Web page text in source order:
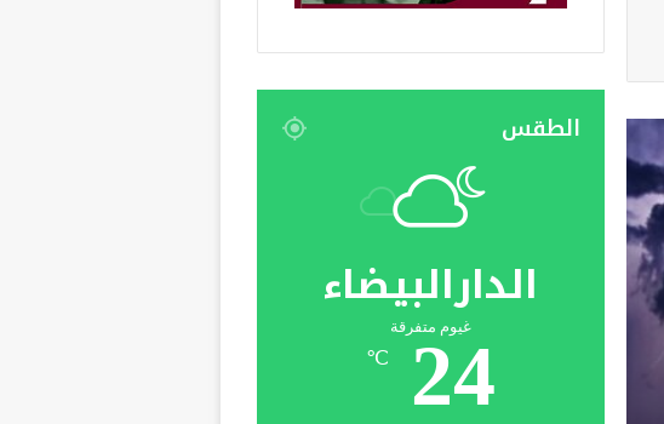
الطقس
الدارالبيضاء
غيوم متفرقة
24
℃